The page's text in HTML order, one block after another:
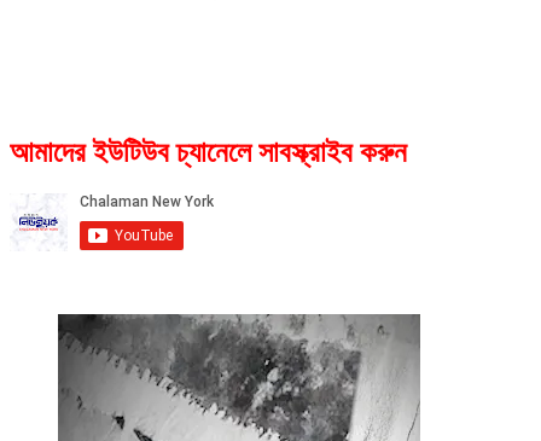
আমাদের ইউটিউব চ্যানেলে সাবস্ক্রাইব করুন